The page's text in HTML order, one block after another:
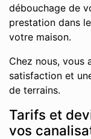
débouchage de
prestation dans
votre maison.
Chez nous, vous
satisfaction et
de terrains.
Tarifs et
vos